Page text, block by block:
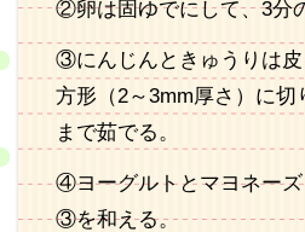
②卵は固ゆでにして、3分
③にんじんときゅうりは
方形（2～3mm厚さ）に切
まで茹でる。
④ヨーグルトとマヨネー
③を和える。